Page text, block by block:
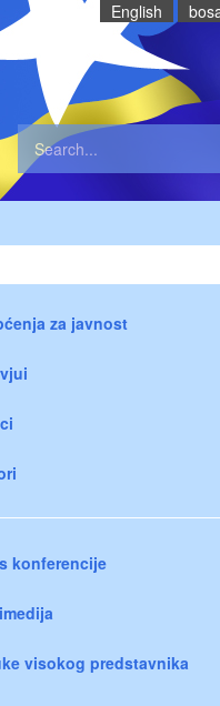
English
za javnost
konferencije
visokog predstavnika